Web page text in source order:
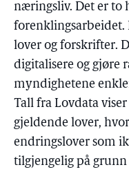
næringsliv. Det er to
forenklingsarbeidet.
lover og forskrifter.
digitalisere og gjøre
myndighetene
Tall fra Lovdata
gjeldende lover,
endringslover som
tilgjengelig på grunn